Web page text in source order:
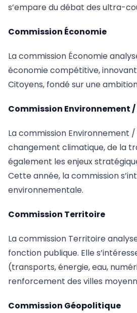
s’empare du débat des ultra-
Commission Économie
La commission Économie
économie compétitive,
Citoyens, fondé sur une
Commission Environnement
La commission Environnement
changement climatique, de la
également les enjeux
Cette année, la commission
environnementale.
Commission Territoire
La commission Territoire
fonction publique. Elle
(transports, énergie, eau,
renforcement des villes
Commission Géopolitique